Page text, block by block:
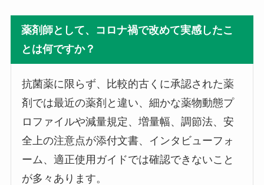
薬剤師として、コロナ禍で改めて実感したこ
とは何ですか？
抗菌薬に限らず、比較的古くに承認された薬
剤では最近の薬剤と違い、細かな薬物動態プ
ロファイルや減量規定、増量幅、調節法、安
全上の注意点が添付文書、インタビューフォ
ーム、適正使用ガイドでは確認できないこと
が多々あります。